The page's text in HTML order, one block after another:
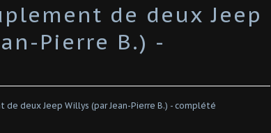
de deux Jeep
Pierre B.) -